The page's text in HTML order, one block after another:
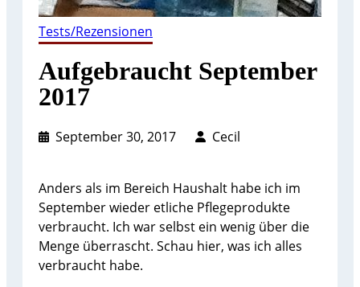
Tests/Rezensionen
Aufgebraucht September
2017
September 30, 2017 Cecil
Anders als im Bereich Haushalt habe ich im
September wieder etliche Pflegeprodukte
verbraucht. Ich war selbst ein wenig über die
Menge überrascht. Schau hier, was ich alles
verbraucht habe.